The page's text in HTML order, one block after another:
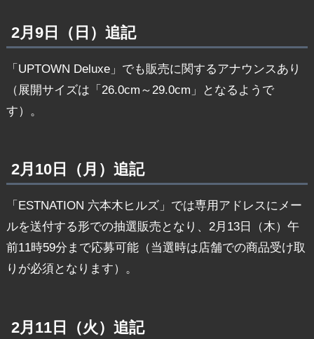
2月9日（日）追記
「UPTOWN Deluxe」でも販売に関するアナウンスあり
（展開サイズは「26.0cm～29.0cm」となるようで
す）。
2月10日（月）追記
「ESTNATION 六本木ヒルズ」では専用アドレスにメー
ルを送付する形での抽選販売となり、2月13日（木）午
前11時59分まで応募可能（当選時は店舗での商品受け取
りが必須となります）。
2月11日（火）追記